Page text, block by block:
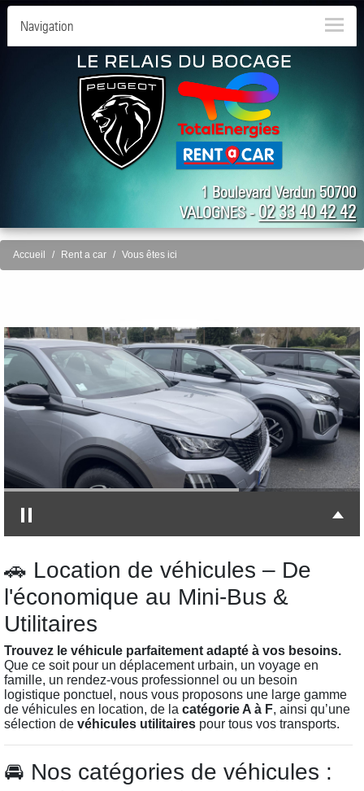
Navigation
1 Boulevard Verdun 50700
VALOGNES -02 33 40 42 42
Accueil Rent a car Vous êtes ici
🚗 Location de véhicules – De
l'économique au Mini-Bus &
Utilitaires
Trouvez le véhicule parfaitement adapté à vos besoins.
Que ce soit pour un déplacement urbain, un voyage en
famille, un rendez-vous professionnel ou un besoin
logistique ponctuel, nous vous proposons une large gamme
de véhicules en location, de la catégorie A à F, ainsi qu’une
sélection de véhicules utilitaires pour tous vos transports.
🚘 Nos catégories de véhicules :